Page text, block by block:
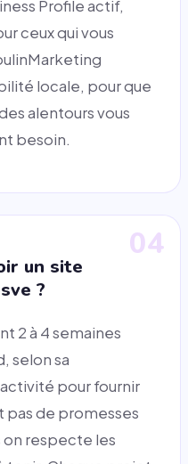
Profile actif,
ceux qui vous
locale, pour que
alentours vous
besoin.
04
un site
?
2 à 4 semaines
selon sa
pour fournir
pas de promesses
on respecte les